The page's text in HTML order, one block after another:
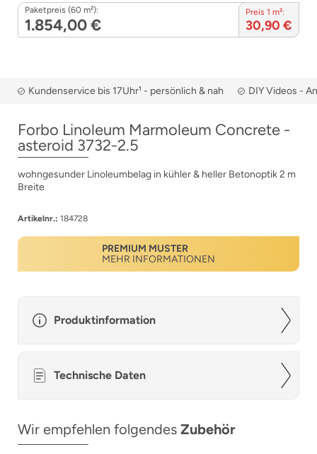
Paketpreis (60 m²):
1.854,00 €
Preis 1 m²:
30,90 €
Kundenservice bis 17Uhr¹ - persönlich & nah DIY Videos -
Forbo Linoleum Marmoleum Concrete -
asteroid 3732-2.5
wohngesunder Linoleumbelag in kühler & heller Betonoptik 2 m
Breite
Artikelnr.: 184728
PREMIUM MUSTER
MEHR INFORMATIONEN
Produktinformation
Technische Daten
Wir empfehlen folgendes Zubehör